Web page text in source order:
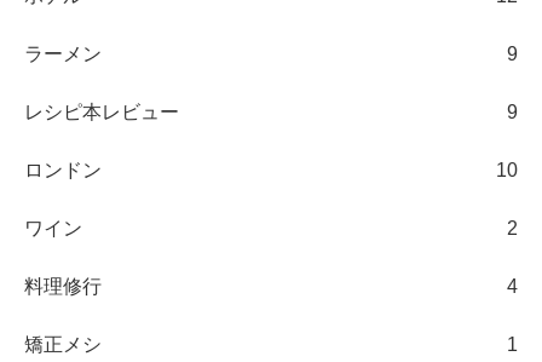
ラーメン 9
レシピ本レビュー 9
ロンドン 10
ワイン 2
料理修行 4
矯正メシ 1